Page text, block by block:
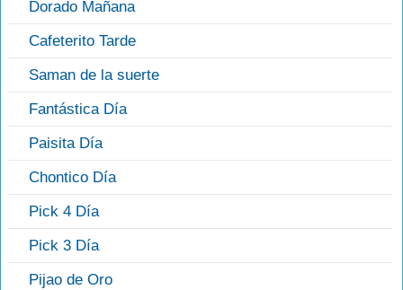
Dorado Mañana
Cafeterito Tarde
Saman de la suerte
Fantástica Día
Paisita Día
Chontico Día
Pick 4 Día
Pick 3 Día
Pijao de Oro